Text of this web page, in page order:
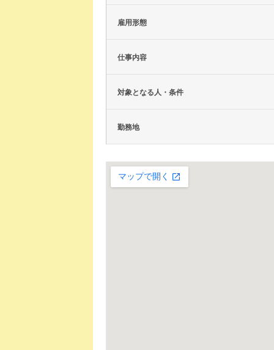
雇用形態
仕事内容
対象となる人・条件
勤務地